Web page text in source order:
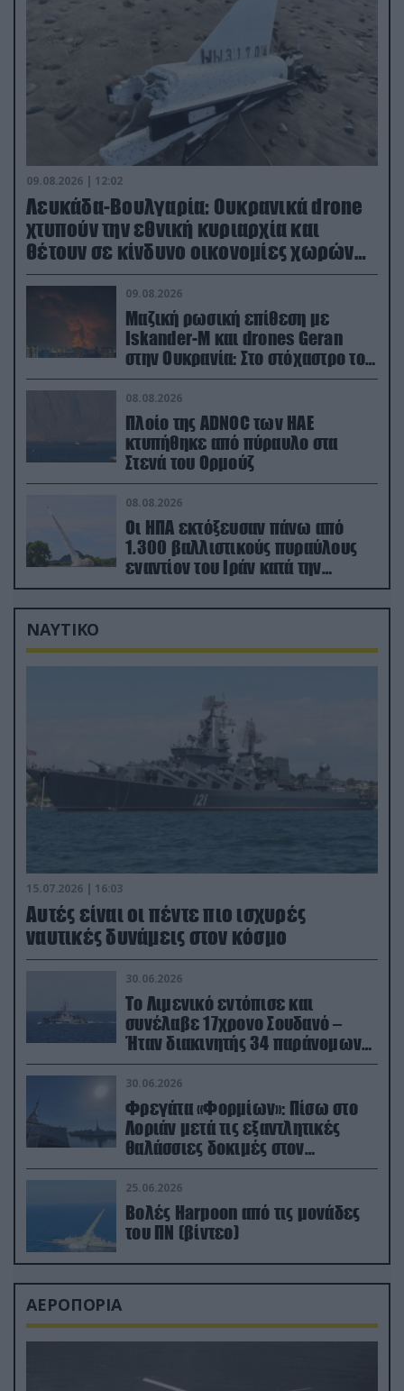
09.08.2026 | 12:02
Λευκάδα-Βουλγαρία: Ουκρανικά drone
χτυπούν την εθνική κυριαρχία και
θέτουν σε κίνδυνο οικονομίες χωρών
του ΝΑΤΟ
09.08.2026
Μαζική ρωσική επίθεση με
Iskander-M και drones Geran
στην Ουκρανία: Στο στόχαστρο το
εργοστάσιο των Flamingo
08.08.2026
Πλοίο της ADNOC των ΗΑΕ
κτυπήθηκε από πύραυλο στα
Στενά του Ορμούζ
08.08.2026
Οι ΗΠΑ εκτόξευσαν πάνω από
1.300 βαλλιστικούς πυραύλους
εναντίον του Ιράν κατά την
διάρκεια του πολέμου
ΝΑΥΤΙΚΟ
15.07.2026 | 16:03
Aυτές είναι οι πέντε πιο ισχυρές
ναυτικές δυνάμεις στον κόσμο
30.06.2026
Το Λιμενικό εντόπισε και
συνέλαβε 17χρονο Σουδανό –
Ήταν διακινητής 34 παράνομων
μεταναστών
30.06.2026
Φρεγάτα «Φορμίων»: Πίσω στο
Λοριάν μετά τις εξαντλητικές
θαλάσσιες δοκιμές στον
απαιτητικό Βισκαϊκό
25.06.2026
Βολές Harpoon από τις μονάδες
του ΠΝ (βίντεο)
ΑΕΡΟΠΟΡΙΑ